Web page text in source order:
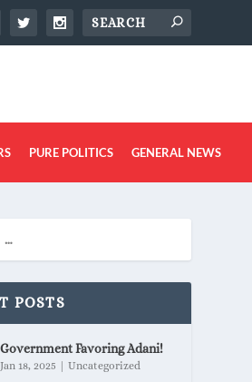
PURE POLITICS GENERAL NEWS
POSTS
Government Favoring Adani!
Jan 18, 2025 |Uncategorized